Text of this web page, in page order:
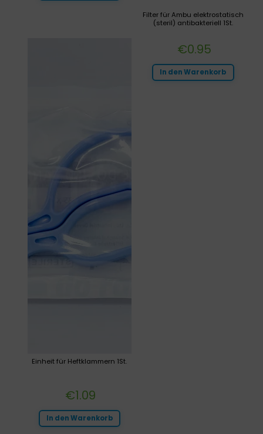
Filter für Ambu elektrostatisch
(steril) antibakteriell 1St.
€0.95
In den Warenkorb
Einheit für Heftklammern 1St.
€1.09
In den Warenkorb